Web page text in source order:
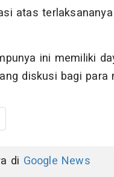
atas
ini memiliki
diskusi bagi para
di Google News